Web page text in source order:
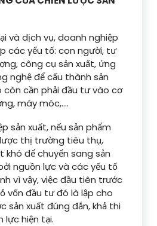
và dịch vụ, doanh nghiệp
các yếu tố: con người, tư
công cụ sản xuất, ứng
nghệ để cấu thành sản
còn cần phải đầu tư vào cơ
máy móc,….
sản xuất, nếu sản phẩm
thị trường tiêu thụ,
khó để chuyển sang sản
nguồn lực và các yếu tố
vì vậy, việc đầu tiên trước
vốn đầu tư đó là lập cho
sản xuất đúng đắn, khả thi
lực hiện tại.